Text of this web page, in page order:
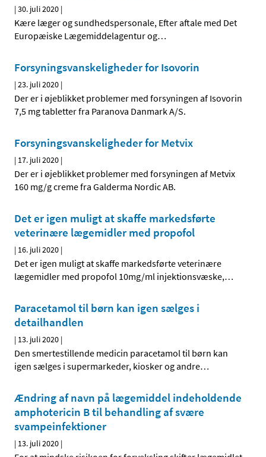
|30. juli 2020 |
Kære læger og sundhedspersonale, Efter aftale med Det
Europæiske Lægemiddelagentur og…
Forsyningsvanskeligheder for Isovorin
|23. juli 2020 |
Der er i øjeblikket problemer med forsyningen af Isovorin
7,5 mg tabletter fra Paranova Danmark A/S.
Forsyningsvanskeligheder for Metvix
| 17. juli 2020 |
Der er i øjeblikket problemer med forsyningen af Metvix
160 mg/g creme fra Galderma Nordic AB.
Det er igen muligt at skaffe markedsførte
veterinære lægemidler med propofol
| 16. juli 2020 |
Det er igen muligt at skaffe markedsførte veterinære
lægemidler med propofol 10mg/ml injektionsvæske,…
Paracetamol til børn kan igen sælges i
detailhandlen
| 13. juli 2020 |
Den smertestillende medicin paracetamol til børn kan
igen sælges i supermarkeder, kiosker og andre…
Ændring af navn på lægemiddel indeholdende
amphotericin B til behandling af svære
svampeinfektioner
| 13. juli 2020 |